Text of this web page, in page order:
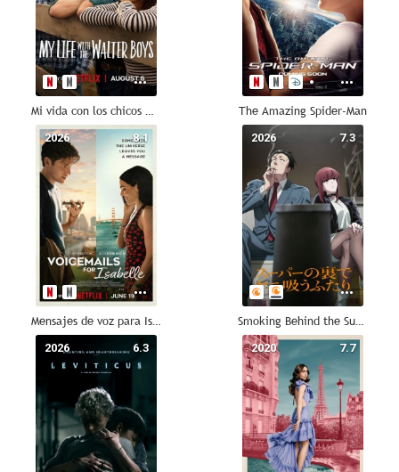
Mi vida con los chicos Walter The Amazing Spider-Man
8.1
2026
Mensajes de voz para Isabelle
7.3
2026
Smoking Behind the Supermarket with You
6.3
2026 7.7
2020